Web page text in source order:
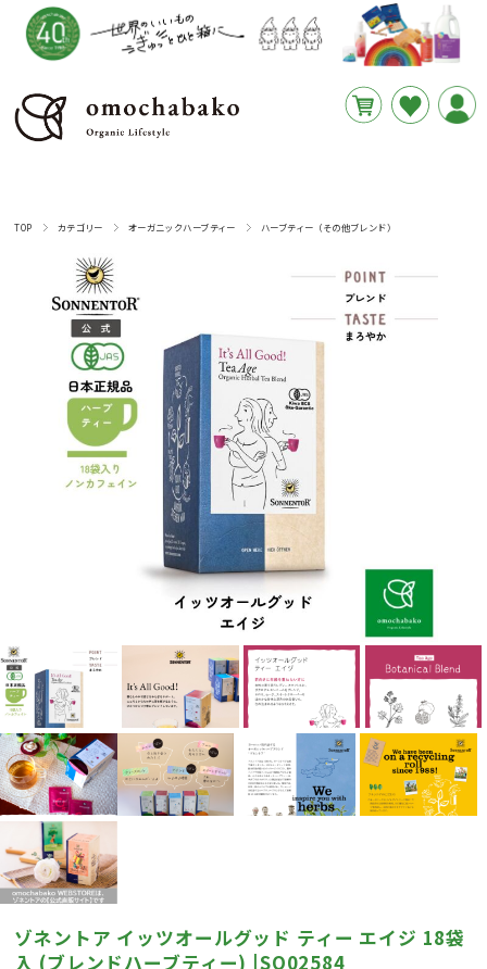
TOP カテゴリー オーガニックハーブティー ハーブティー（その他ブレンド）
ゾネントア イッツオールグッド ティー エイジ 18袋
入 (ブレンドハーブティー) |SO02584